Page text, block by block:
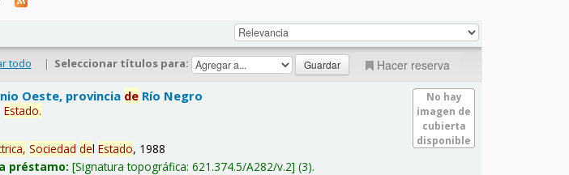
todo | Seleccionar títulos para: Hacer reserva
No hay
imagen de
cubierta
disponible
Oeste, provincia de Río Negro
lEstado.
Sociedad delEstado, 1988
préstamo: Signatura topográfica:621.374.5/A282/v.2 (3).